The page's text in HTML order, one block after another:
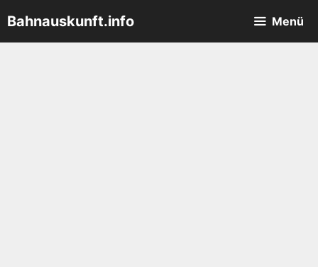
Inhalt
springen
Bahnauskunft.info Menü